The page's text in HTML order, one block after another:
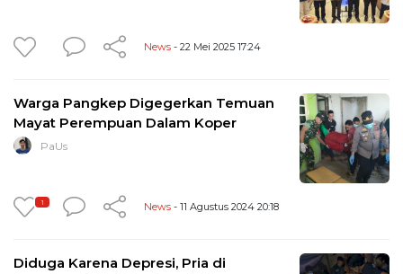
News - 22 Mei 2025 17:24
Warga Pangkep Digegerkan Temuan
Mayat Perempuan Dalam Koper
PaUs
1 News - 11 Agustus 2024 20:18
Diduga Karena Depresi, Pria di